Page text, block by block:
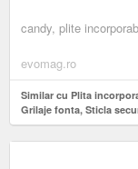
candy, plite
evomag.ro
Similar cu Plita
Grilaje fonta, Sticla